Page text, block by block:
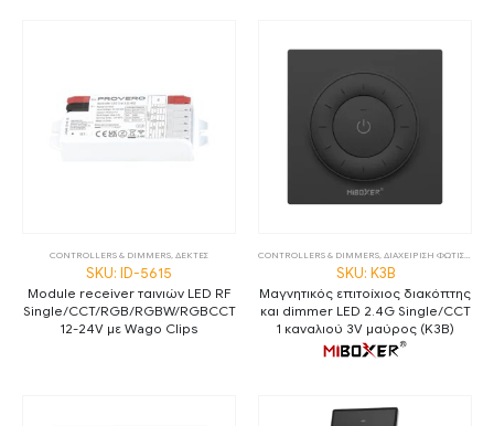
CONTROLLERS & DIMMERS ΔΕΚΤΕΣ
SKU: ID-5615
Module receiver ταινιών LED RF
Single/CCT/RGB/RGBW/RGBCCT
12-24V με Wago Clips
CONTROLLERS & DIMMERS ΔΙΑΧΕΙΡΙΣΗ ΦΩΤΙΣΜΟΥ
SKU: K3B
Μαγνητικός επιτοίχιος διακόπτης
και dimmer LED 2.4G Single/CCT
1 καναλιού 3V μαύρος (K3B)